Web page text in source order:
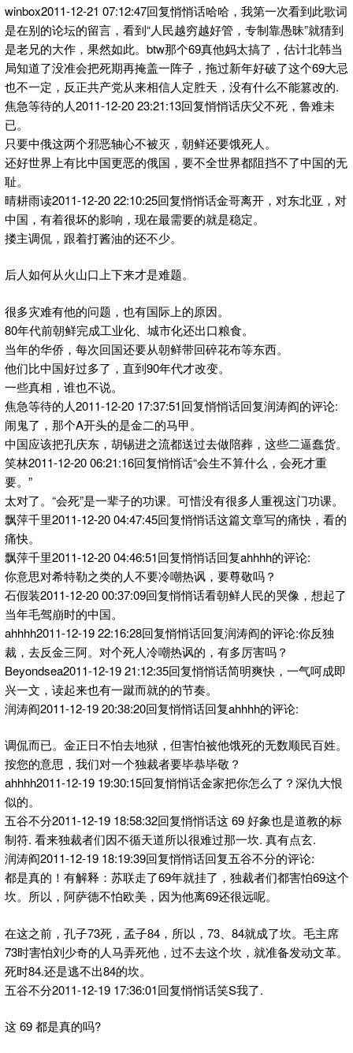
winbox2011-12-21 07:12:47回复悄悄话哈哈，我第一次看到此歌词
是在别的论坛的留言，看到“人民越穷越好管，专制靠愚昧”就猜到
是老兄的大作，果然如此。btw那个69真他妈太搞了，估计北韩当
局知道了没准会把死期再掩盖一阵子，拖过新年好破了这个69大忌
也不一定，反正共产党从来相信人定胜天，没有什么不能篡改的.
焦急等待的人2011-12-20 23:21:13回复悄悄话庆父不死，鲁难未
已。
只要中俄这两个邪恶轴心不被灭，朝鲜还要饿死人。
还好世界上有比中国更恶的俄国，要不全世界都阻挡不了中国的无
耻。
晴耕雨读2011-12-20 22:10:25回复悄悄话金哥离开，对东北亚，对
中国，有着很坏的影响，现在最需要的就是稳定。
搂主调侃，跟着打酱油的还不少。
后人如何从火山口上下来才是难题。
很多灾难有他的问题，也有国际上的原因。
80年代前朝鲜完成工业化、城市化还出口粮食。
当年的华侨，每次回国还要从朝鲜带回碎花布等东西。
他们比中国好过多了，直到90年代才改变。
一些真相，谁也不说。
焦急等待的人2011-12-20 17:37:51回复悄悄话回复润涛阎的评论:
闹鬼了，那个A开头的是金二的马甲。
中国应该把孔庆东，胡锡进之流都送过去做陪葬，这些二逼蠢货。
笑林2011-12-20 06:21:16回复悄悄话“会生不算什么，会死才重
要。”
太对了。“会死”是一辈子的功课。可惜没有很多人重视这门功课。
飘萍千里2011-12-20 04:47:45回复悄悄话这篇文章写的痛快，看的
痛快。
飘萍千里2011-12-20 04:46:51回复悄悄话回复ahhhh的评论:
你意思对希特勒之类的人不要冷嘲热讽，要尊敬吗？
石假装2011-12-20 00:37:09回复悄悄话看朝鲜人民的哭像，想起了
当年毛驾崩时的中国。
ahhhh2011-12-19 22:16:28回复悄悄话回复润涛阎的评论:你反独
裁，去反金三阿。对个死人冷嘲热讽的，有多厉害吗？
Beyondsea2011-12-19 21:12:35回复悄悄话简明爽快，一气呵成即
兴一文，读起来也有一蹴而就的的节奏。
润涛阎2011-12-19 20:38:20回复悄悄话回复ahhhh的评论:
调侃而已。金正日不怕去地狱，但害怕被他饿死的无数顺民百姓。
按您的意思，我们对一个独裁者要毕恭毕敬？
ahhhh2011-12-19 19:30:15回复悄悄话金家把你怎么了？深仇大恨
似的。
五谷不分2011-12-19 18:58:32回复悄悄话这 69 好象也是道教的标
制符. 看来独裁者们因不循天道所以很难过那一坎. 真有点玄.
润涛阎2011-12-19 18:19:39回复悄悄话回复五谷不分的评论:
都是真的！有解释：苏联走了69年就挂了，独裁者们都害怕69这个
坎。所以，阿萨德不怕欧美，因为他离69还很远呢。
在这之前，孔子73死，孟子84，所以，73、84就成了坎。毛主席
73时害怕刘少奇的人马弄死他，过不去这个坎，就准备发动文革。
死时84.还是逃不出84的坎。
五谷不分2011-12-19 17:36:01回复悄悄话笑S我了.
这 69 都是真的吗?